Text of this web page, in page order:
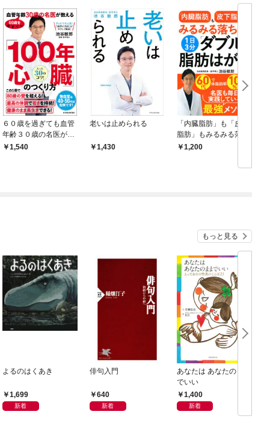
６０歳を過ぎても血管
年齢３０歳の名医が教
える 「１００年心
1,540
老いは止められる
1,430
「内臓脂肪」も「皮下
脂肪」もみるみる落ち
る！1日3分「ダブル脂
1,200
もっと見る
よるのはくあき
1,699
新着
俳句入門
640
新着
あなたは あなたのまま
でいい
1,400
新着